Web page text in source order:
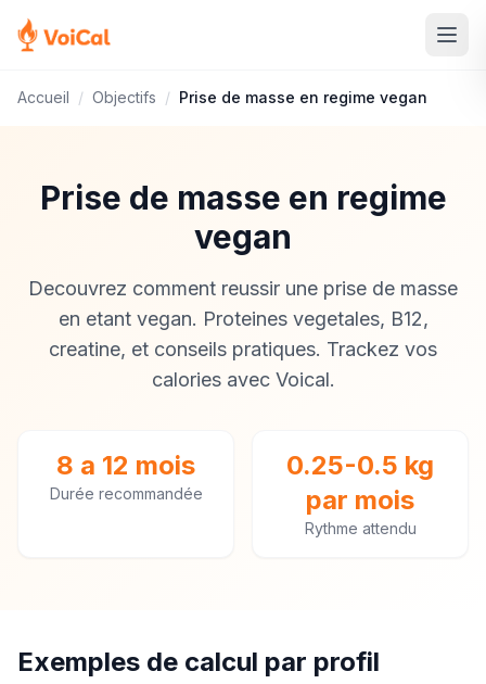
Accueil / Objectifs / Prise de masse en regime vegan
Prise de masse en regime
vegan
Decouvrez comment reussir une prise de masse
en etant vegan. Proteines vegetales, B12,
creatine, et conseils pratiques. Trackez vos
calories avec Voical.
8 a 12 mois
Durée recommandée
0.25-0.5 kg
par mois
Rythme attendu
Exemples de calcul par profil